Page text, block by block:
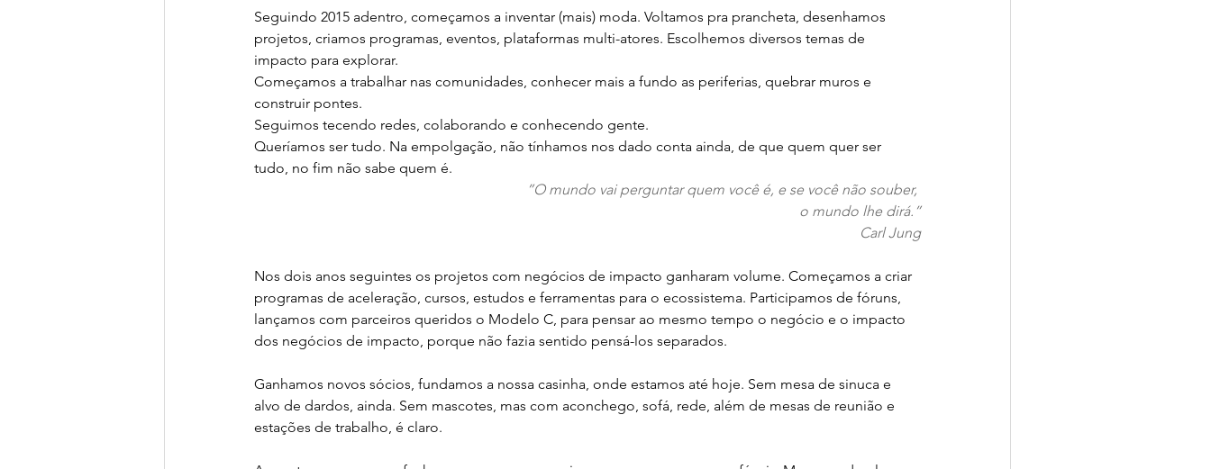
Seguindo 2015 adentro, começamos a inventar (mais) moda. Voltamos pra prancheta, desenhamos
projetos, criamos programas, eventos, plataformas multi-atores. Escolhemos diversos temas de
impacto para explorar.
Começamos a trabalhar nas comunidades, conhecer mais a fundo as periferias, quebrar muros e
construir pontes.
Seguimos tecendo redes, colaborando e conhecendo gente.
Queríamos ser tudo. Na empolgação, não tínhamos nos dado conta ainda, de que quem quer ser
tudo, no fim não sabe quem é.
”O mundo vai perguntar quem você é, e se você não souber,
o mundo lhe dirá.”
Carl Jung
Nos dois anos seguintes os projetos com negócios de impacto ganharam volume. Começamos a criar
programas de aceleração, cursos, estudos e ferramentas para o ecossistema. Participamos de fóruns,
lançamos com parceiros queridos o Modelo C, para pensar ao mesmo tempo o negócio e o impacto
dos negócios de impacto, porque não fazia sentido pensá-los separados.
Ganhamos novos sócios, fundamos a nossa casinha, onde estamos até hoje. Sem mesa de sinuca e
alvo de dardos, ainda. Sem mascotes, mas com aconchego, sofá, rede, além de mesas de reunião e
estações de trabalho, é claro.